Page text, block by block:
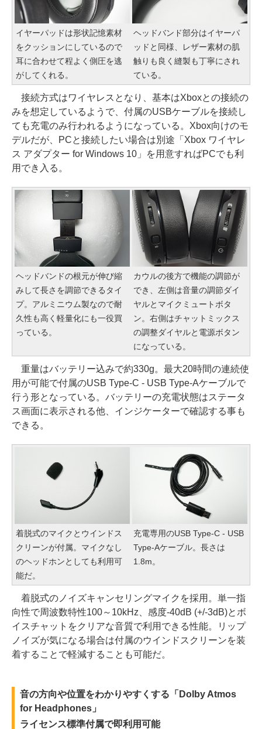
イヤーパッドは形状記憶素材
をクッションにしているので
耳に合わせて程よく側圧を逃
がしてくれる。
ヘッドバンド部分はイヤーパ
ッドと同様、レザー素材の肌
触りも良く縫製も丁寧にされ
ている。
接続方式はワイヤレスとなり、基本はXboxとの接続の
みを想定しているようで、付属のUSBケーブルを接続し
ても充電のみ行われるようになっている。Xbox向けのモ
デルだが、PCと接続したい場合は別途「Xbox ワイヤレ
ス アダプター for Windows 10」を用意すればPCでも利
用でき入る。
ヘッドバンドの根元が伸び縮
みして長さを調節できるタイ
プ。アルミニウム製なので耐
久性も高く軽量化にも一役買
っている。
カウルの後方で機能の調節が
でき、左側は音量の調節ダイ
ヤルとマイクミュートボタ
ン。右側はチャットミックス
の調整ダイヤルと電源ボタン
になっている。
重量はバッテリー込みで約330g。最大20時間の連続使
用が可能で付属のUSB Type-C - USB Type-Aケーブルで
行う形となっている。バッテリーの充電状態はステータ
ス画面に表示される他、インジケーターで確認する事も
できる。
着脱式のマイクとウインドス
クリーンが付属。マイクなし
のヘッドホンとしても利用可
能だ。
充電専用のUSB Type-C - USB
Type-Aケーブル。長さは
1.8m。
着脱式のノイズキャンセリングマイクを採用。単一指
向性で周波数特性100～10kHz、感度-40dB (+/-3dB)とボ
イスチャットをクリアな音質で利用できる性能。リップ
ノイズが気になる場合は付属のウインドスクリーンを装
着することで軽減することも可能だ。
音の方向や位置をわかりやすくする「Dolby Atmos
for Headphones」
ライセンス標準付属で即利用可能